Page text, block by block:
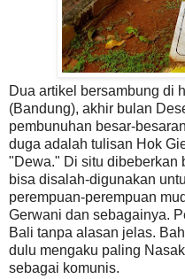
Dua artikel bersambung di
(Bandung), akhir bulan
pembunuhan besar-
duga adalah tulisan Hok
"Dewa." Di situ dibeberkan
bisa disalah-digunakan
perempuan-perempuan
Gerwani dan sebagainya.
Bali tanpa alasan jelas.
dulu mengaku paling
sebagai komunis.